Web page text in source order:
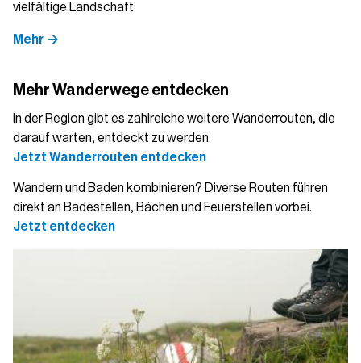
vielfältige Landschaft.
Mehr
Mehr Wanderwege entdecken
In der Region gibt es zahlreiche weitere Wanderrouten, die
darauf warten, entdeckt zu werden.
Jetzt Wanderrouten entdecken
Wandern und Baden kombinieren? Diverse Routen führen
direkt an Badestellen, Bächen und Feuerstellen vorbei.
Jetzt entdecken